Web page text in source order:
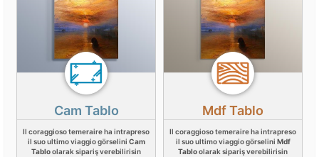
Cam Tablo
Il coraggioso temeraire ha intrapreso
il suo ultimo viaggio görselini Cam
Tabloolarak sipariş verebilirisin
Mdf Tablo
Il coraggioso temeraire ha intrapreso
il suo ultimo viaggio görselini Mdf
Tabloolarak sipariş verebilirisin